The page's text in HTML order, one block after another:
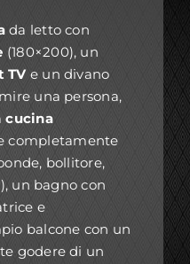
da letto con
(180×200), un
TV e un divano
una persona,
cucina
completamente
bollitore,
un bagno con
e
balcone con un
godere di un